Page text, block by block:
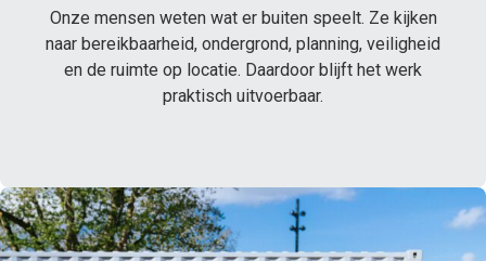
Onze mensen weten wat er buiten speelt. Ze kijken
naar bereikbaarheid, ondergrond, planning, veiligheid
en de ruimte op locatie. Daardoor blijft het werk
praktisch uitvoerbaar.